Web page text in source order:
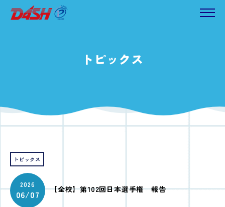
トピックス
トピックス
2026
06/07 【全校】第102回日本選手権 報告